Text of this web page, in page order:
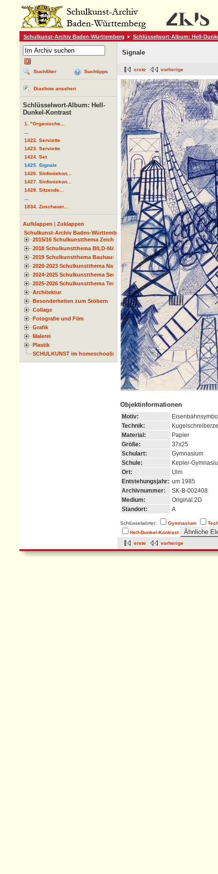
Schulkunst-Archiv Baden-Württemberg Schlüsselwort-Album: Hell-
Suchfilter Suchtipps
Diashow ansehen
Schlüsselwort-Album: Hell-
Dunkel-Kontrast
1. "Organische...
1422. Serviette
1423. Serviette
1424. Set
1425. Signale
1426. Sinfoniekon...
1427. Sinfoniekon...
1428. Sitzende...
1834. Zuschauer...
Aufklappen | Zuklappen
Schulkunst-Archiv Baden-Württemberg
2015/16 Schulkunstthema Zeichnen
2018 Schulkunstthema BILD-MATERIAL-OBJEKT
2019 Schulkunstthema Bauhaus
2020-2023 Schulkunstthema Natur und Zeit
2024-2025 Schulkunstthema Serie
2025-2026 Schulkunstthema Textil
Architektur
Besonderheiten zum Stöbern
Collage
Fotografie und Film
Grafik
Malerei
Plastik
SCHULKUNST im homeschooling
Signale
erste vorherige
Objektinformationen
Motiv:
Technik:
Material:
Papier
Größe:
37x25
Schulart:
Gymnasium
Schule:
Kepler-
Ort:
Ulm
Entstehungsjahr: um 1985
Archivnummer:
SK-B-002408
Medium:
Original 2D
Standort:
A
Schlüsselwörter: Gymnasium
Hell-Dunkel-Kontrast
erste
vorherige